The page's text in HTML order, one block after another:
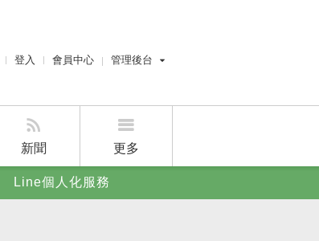
登入 會員中心 管理後台
屋主管理後台
新聞 更多
賣屋刊登
Line個人化服務